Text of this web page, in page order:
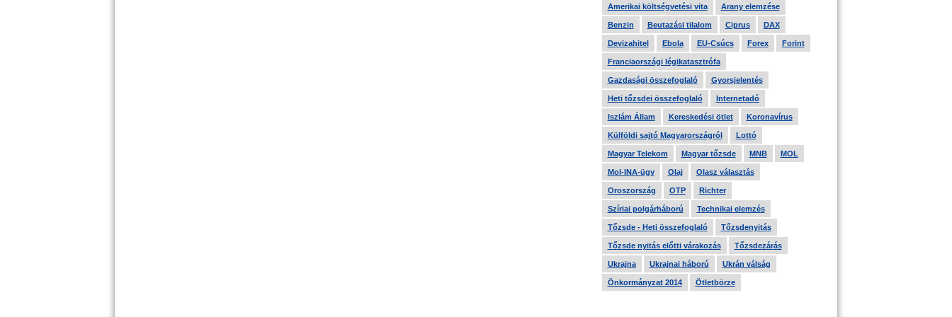
Amerikai költségvetési vita Arany elemzése
Benzin Beutazási tilalom Ciprus DAX
Devizahitel Ebola EU-Csúcs Forex Forint
Franciaországi légikatasztrófa
Gazdasági összefoglaló Gyorsjelentés
Heti tőzsdei összefoglaló Internetadó
Iszlám Állam Kereskedési ötlet Koronavírus
Külföldi sajtó Magyarországról Lottó
Magyar Telekom Magyar tőzsde MNB MOL
Mol-INA-ügy Olaj Olasz választás
Oroszország OTP Richter
Szíriai polgárháború Technikai elemzés
Tőzsde - Heti összefoglaló Tőzsdenyitás
Tőzsde nyitás előtti várakozás Tőzsdezárás
Ukrajna Ukrajnai háború Ukrán válság
Önkormányzat 2014 Ötletbörze